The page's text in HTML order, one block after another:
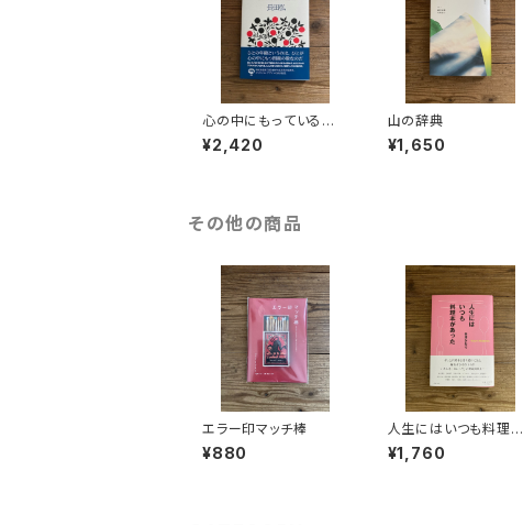
心の中にもっている問
題 詩人の父から子ど
もたちへの45篇の詩
¥2,420
山の辞典
¥1,650
その他の商品
エラー印マッチ棒
¥880
人生にはいつも料理本
があった
¥1,760